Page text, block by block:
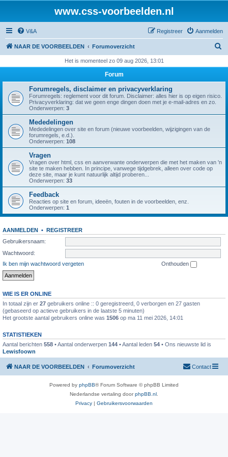
www.css-voorbeelden.nl
V&A Aanmelden
Registreer
NAAR DE VOORBEELDEN Forumoverzicht
k
Het is momenteel zo 09 aug 2026, 13:01
Forum
Forumregels, disclaimer en privacyverklaring
Forumregels: reglement voor dit forum. Disclaimer: alles hier is op eigen risico.
Privacyverklaring: dat we geen enge dingen doen met je e-mail-adres en zo.
Onderwerpen: 3
Mededelingen
Mededelingen over site en forum (nieuwe voorbeelden, wijzigingen van de
forumregels, e.d.).
Onderwerpen: 108
Vragen
Vragen over html, css en aanverwante onderwerpen die met het maken van 'n
site te maken hebben. In principe, vanwege tijdgebrek, alleen over code op
deze site, maar je kunt natuurlijk altijd proberen...
Onderwerpen: 33
Feedback
Reacties op site en forum, ideeën, fouten in de voorbeelden, enz.
Onderwerpen: 1
AANMELDEN • REGISTREER
Gebruikersnaam:
Wachtwoord:
Ik ben mijn wachtwoord vergeten
Onthouden
WIE IS ER ONLINE
In totaal zijn er 27 gebruikers online :: 0 geregistreerd, 0 verborgen en 27 gasten
(gebaseerd op actieve gebruikers in de laatste 5 minuten)
Het grootste aantal gebruikers online was 1506 op ma 11 mei 2026, 14:01
STATISTIEKEN
Aantal berichten 558 • Aantal onderwerpen 144 • Aantal leden 54 • Ons nieuwste lid is
Lewisfoown
NAAR DE VOORBEELDEN Forumoverzicht Contact
Powered by phpBB® Forum Software © phpBB Limited
Nederlandse vertaling doorphpBB.nl
Privacy | Gebruikersvoorwaarden